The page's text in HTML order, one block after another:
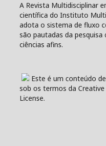
A Revista Multidisciplinar
científica do Instituto
adota o sistema de fluxo
são pautadas da pesquisa
ciências afins.
Este é um conteúdo
sob os termos da
License.